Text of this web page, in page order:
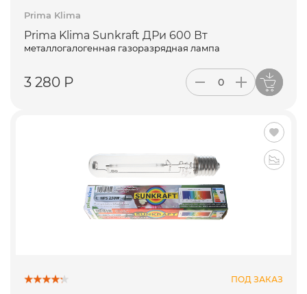
Prima Klima
Prima Klima Sunkraft ДРи 600 Вт
металлогалогенная газоразрядная лампа
3 280 Р
ПОД ЗАКАЗ